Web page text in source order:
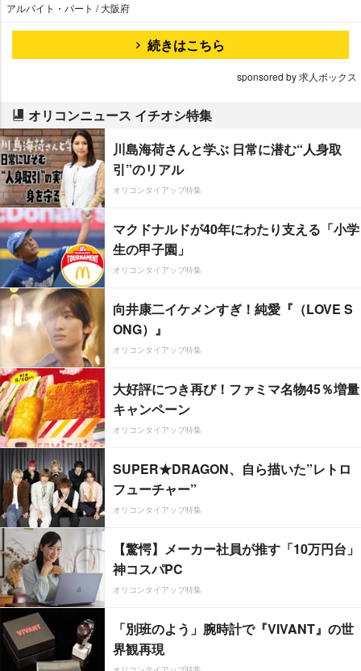
アルバイト・パート / 大阪府
続きはこちら
sponsored by 求人ボックス
オリコンニュース イチオシ特集
川島海荷さんと学ぶ 日常に潜む“人身取
引”のリアル
オリコンタイアップ特集
マクドナルドが40年にわたり支える「小学
生の甲子園」
オリコンタイアップ特集
向井康二イケメンすぎ！純愛『（LOVE S
ONG）』
オリコンタイアップ特集
大好評につき再び！ファミマ名物45％増量
キャンペーン
オリコンタイアップ特集
SUPER★DRAGON、自ら描いた”レトロ
フューチャー”
オリコンタイアップ特集
【驚愕】メーカー社員が推す「10万円台」
神コスパPC
オリコンタイアップ特集
「別班のよう」腕時計で『VIVANT』の世
界観再現